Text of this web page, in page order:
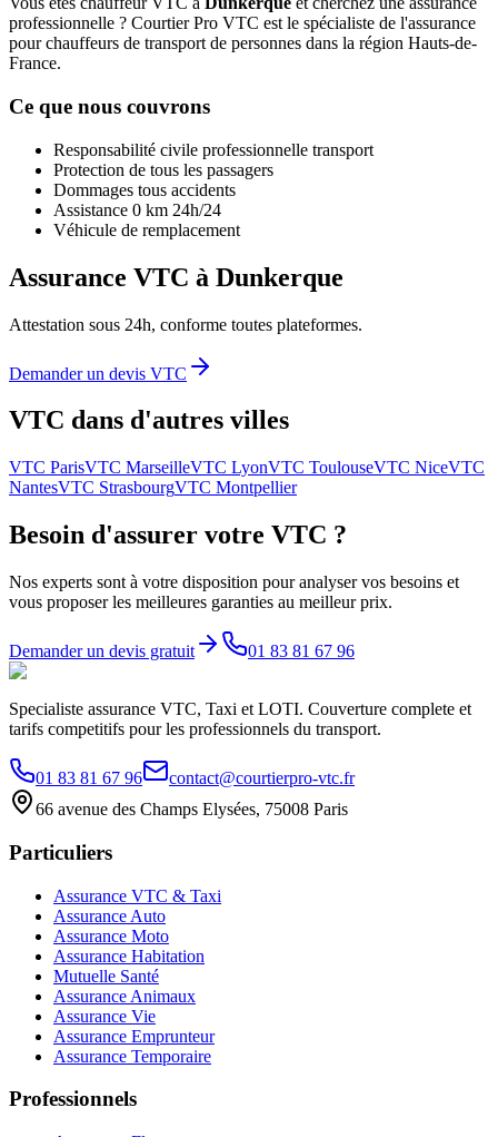
professionnelle ? Courtier Pro VTC est le spécialiste de l'assurance
pour chauffeurs de transport de personnes dans la région Hauts-de-
France.
Ce que nous couvrons
Responsabilité civile professionnelle transport
Protection de tous les passagers
Dommages tous accidents
Assistance 0 km 24h/24
Véhicule de remplacement
Assurance VTC à Dunkerque
Attestation sous 24h, conforme toutes plateformes.
Demander un devis VTC
VTC dans d'autres villes
VTC ParisVTC MarseilleVTC LyonVTC ToulouseVTC NiceVTC
NantesVTC StrasbourgVTC Montpellier
Besoin d'assurer votre VTC ?
Nos experts sont à votre disposition pour analyser vos besoins et
vous proposer les meilleures garanties au meilleur prix.
Demander un devis gratuit 01 83 81 67 96
Specialiste assurance VTC, Taxi et LOTI. Couverture complete et
tarifs competitifs pour les professionnels du transport.
01 83 81 67 96
contact@courtierpro-vtc.fr
66 avenue des Champs Elysées, 75008 Paris
Particuliers
Assurance VTC & Taxi
Assurance Auto
Assurance Moto
Assurance Habitation
Mutuelle Santé
Assurance Animaux
Assurance Vie
Assurance Emprunteur
Assurance Temporaire
Professionnels